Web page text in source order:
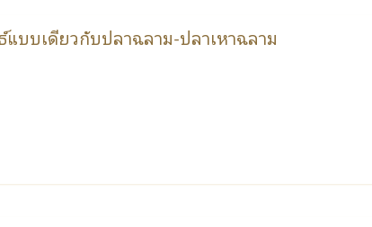
บบเดียวกับปลาฉลาม-ปลาเหาฉลาม